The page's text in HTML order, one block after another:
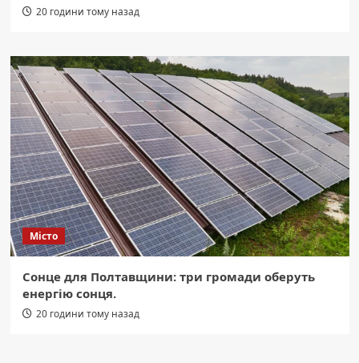
20 години тому назад
Місто
Сонце для Полтавщини: три громади оберуть
енергію сонця.
20 години тому назад